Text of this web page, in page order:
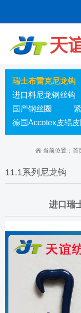
瑞士布雷克尼龙钩
进口料尼龙钢丝钩
国产钢丝圈
德国Accotex皮辊皮
当前位置： 首
11.1系列尼龙钩
进口瑞